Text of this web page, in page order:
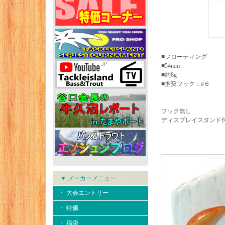
▼ メーカーメニュー
・ 大会エントリー
・ 特価
・ 福袋
■フローティング
■54mm
■約8g
■推奨フック：#６
フック無し
ディスプレイスタンド